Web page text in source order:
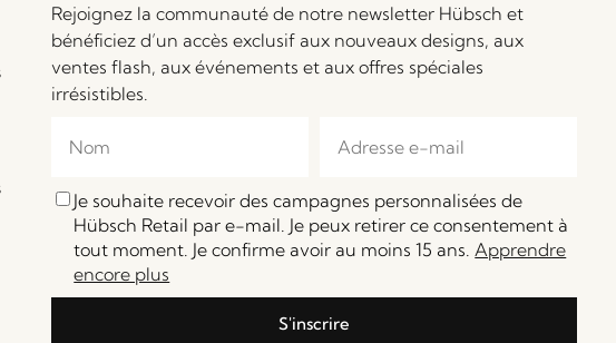
Rejoignez la communauté de notre newsletter Hübsch et
bénéficiez d’un accès exclusif aux nouveaux designs, aux
ventes flash, aux événements et aux offres spéciales
irrésistibles.
Je souhaite recevoir des campagnes personnalisées de
Hübsch Retail par e-mail. Je peux retirer ce consentement à
tout moment. Je confirme avoir au moins 15 ans.Apprendre
encore plus
S'inscrire